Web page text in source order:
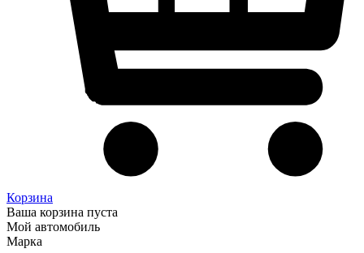
Корзина
Ваша корзина пуста
Мой автомобиль
Марка